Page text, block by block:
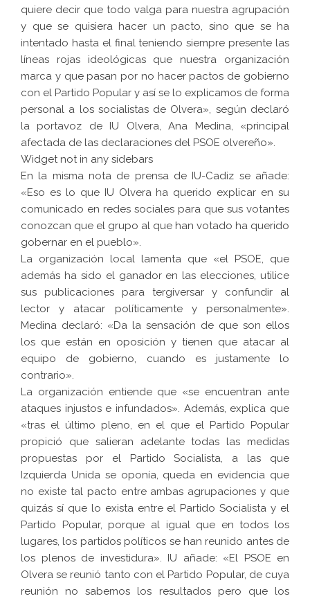
quiere decir que todo valga para nuestra agrupación
y que se quisiera hacer un pacto, sino que se ha
intentado hasta el final teniendo siempre presente las
líneas rojas ideológicas que nuestra organización
marca y que pasan por no hacer pactos de gobierno
con el Partido Popular y así se lo explicamos de forma
personal a los socialistas de Olvera», según declaró
la portavoz de IU Olvera, Ana Medina, «principal
afectada de las declaraciones del PSOE olvereño».
Widget not in any sidebars
En la misma nota de prensa de IU-Cadiz se añade:
«Eso es lo que IU Olvera ha querido explicar en su
comunicado en redes sociales para que sus votantes
conozcan que el grupo al que han votado ha querido
gobernar en el pueblo».
La organización local lamenta que «el PSOE, que
además ha sido el ganador en las elecciones, utilice
sus publicaciones para tergiversar y confundir al
lector y atacar políticamente y personalmente».
Medina declaró: «Da la sensación de que son ellos
los que están en oposición y tienen que atacar al
equipo de gobierno, cuando es justamente lo
contrario».
La organización entiende que «se encuentran ante
ataques injustos e infundados». Además, explica que
«tras el último pleno, en el que el Partido Popular
propició que salieran adelante todas las medidas
propuestas por el Partido Socialista, a las que
Izquierda Unida se oponía, queda en evidencia que
no existe tal pacto entre ambas agrupaciones y que
quizás sí que lo exista entre el Partido Socialista y el
Partido Popular, porque al igual que en todos los
lugares, los partidos políticos se han reunido antes de
los plenos de investidura». IU añade: «El PSOE en
Olvera se reunió tanto con el Partido Popular, de cuya
reunión no sabemos los resultados pero que los